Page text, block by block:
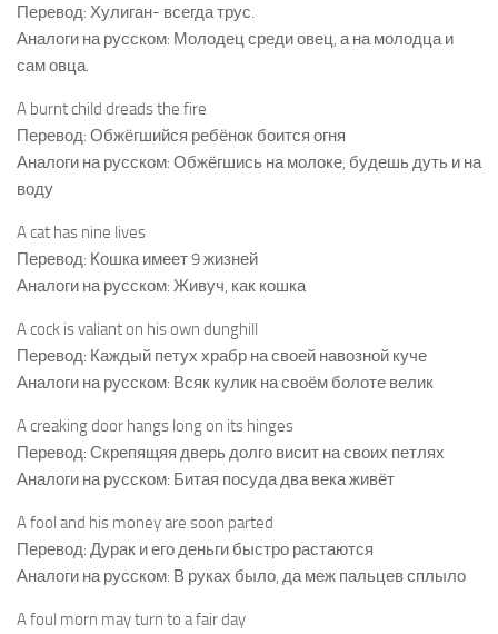
Перевод: Хулиган- всегда трус.
Аналоги на русском: Молодец среди овец, а на молодца и
сам овца.
A burnt child dreads the fire
Перевод: Обжёгшийся ребёнок боится огня
Аналоги на русском: Обжёгшись на молоке, будешь дуть и на
воду
A cat has nine lives
Перевод: Кошка имеет 9 жизней
Аналоги на русском: Живуч, как кошка
A cock is valiant on his own dunghill
Перевод: Каждый петух храбр на своей навозной куче
Аналоги на русском: Всяк кулик на своём болоте велик
A creaking door hangs long on its hinges
Перевод: Скрепящяя дверь долго висит на своих петлях
Аналоги на русском: Битая посуда два века живёт
A fool and his money are soon parted
Перевод: Дурак и его деньги быстро растаются
Аналоги на русском: В руках было, да меж пальцев сплыло
A foul morn may turn to a fair day